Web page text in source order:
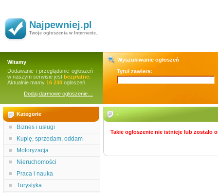
Najpewniej.pl
Twoje ogłoszenia w Internecie..
Witamy
Dodawanie i przeglądanie ogłoszeń
w naszym serwisie jest bezpłatne.
Aktualnie mamy 16 230 ogłoszeń.
Dodaj darmowe ogłoszenie…
Wyszukiwanie ogłoszeń
Tytuł zawiera:
Kategorie
Biznes i usługi
Kupię, sprzedam, oddam
Motoryzacja
Nieruchomości
Praca i nauka
Turystyka
-
Takie ogłoszenie nie istnieje lub zostało